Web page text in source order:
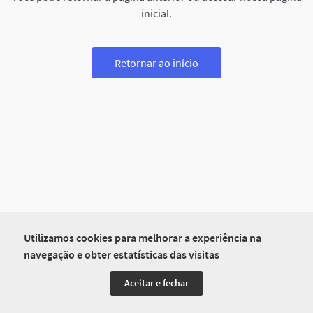
Utilizamos cookies para melhorar a experiência na
navegação e obter estatísticas das visitas
Aceitar e fechar
inicial.
Retornar ao início